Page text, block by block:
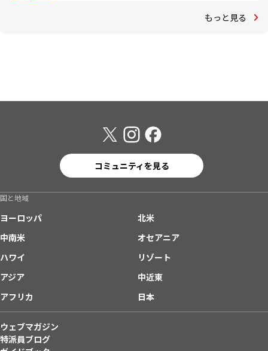
もっと見る
コミュニティを見る
国と地域
ヨーロッパ
北米
中南米
オセアニア
ハワイ
リゾート
アジア
中近東
アフリカ
日本
ウェブマガジン
特派員ブログ